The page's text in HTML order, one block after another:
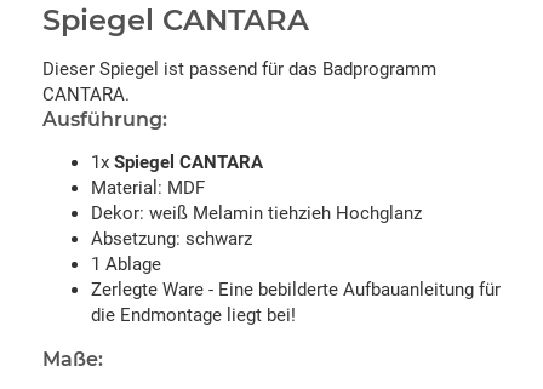
Spiegel CANTARA
Dieser Spiegel ist passend für das Badprogramm
CANTARA.
Ausführung:
1x Spiegel CANTARA
Material: MDF
Dekor: weiß Melamin tiehzieh Hochglanz
Absetzung: schwarz
1 Ablage
Zerlegte Ware - Eine bebilderte Aufbauanleitung für
die Endmontage liegt bei!
Maße: